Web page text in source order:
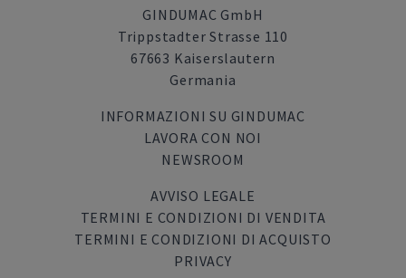
GINDUMAC GmbH
Trippstadter Strasse 110
67663 Kaiserslautern
Germania
INFORMAZIONI SU GINDUMAC
LAVORA CON NOI
NEWSROOM
AVVISO LEGALE
TERMINI E CONDIZIONI DI VENDITA
TERMINI E CONDIZIONI DI ACQUISTO
PRIVACY